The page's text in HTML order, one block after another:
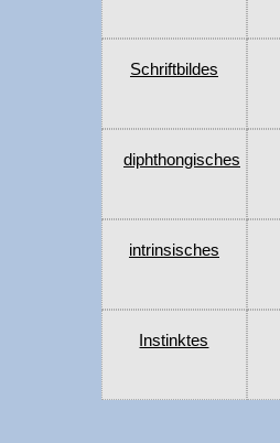
Schriftbildes
diphthongisches
intrinsisches
Instinktes